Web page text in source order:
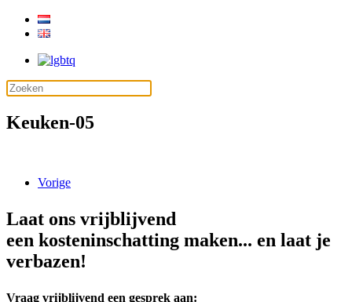
Keuken-05
Vorige
Laat ons vrijblijvend
een kosteninschatting maken... en laat je
verbazen!
Vraag vrijblijvend een gesprek aan: